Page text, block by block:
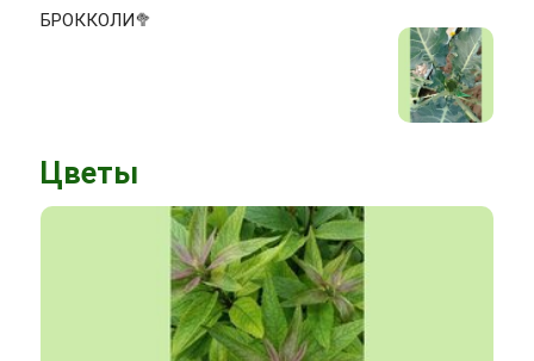
БРОККОЛИ🥦
Цветы